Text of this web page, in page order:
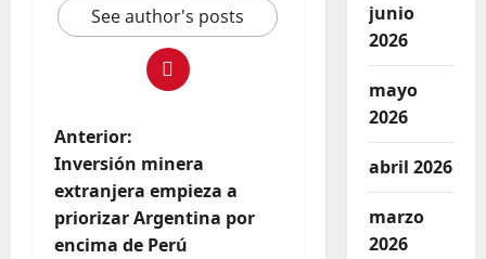
See author's posts
Anterior:
Inversión minera
extranjera empieza a
priorizar Argentina por
encima de Perú
junio
2026
mayo
2026
abril 2026
marzo
2026